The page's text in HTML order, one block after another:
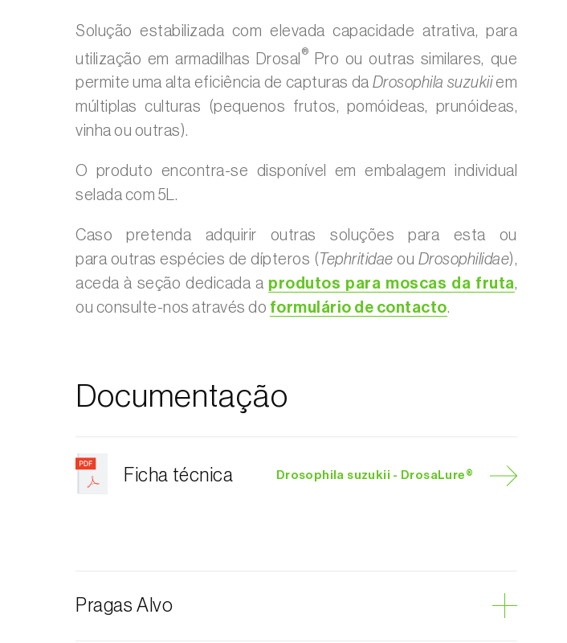
Solução estabilizada com elevada capacidade atrativa, para
utilização em armadilhas Drosal ® Pro ou outras similares, que
permite uma alta eficiência de capturas da Drosophila suzukiiem
múltiplas culturas (pequenos frutos, pomóideas, prunóideas,
vinha ou outras).
O produto encontra-se disponível em embalagem individual
selada com 5L.
Caso pretenda adquirir outras soluções para esta ou
para outras espécies de dípteros ( Tephritidae ou Drosophilidae),
aceda à seção dedicada a produtos para moscas da fruta,
ou consulte-nos através do formulário de contacto.
Documentação
Ficha técnica Drosophila suzukii - DrosaLure®
Pragas Alvo